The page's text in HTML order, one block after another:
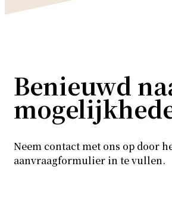
Benieuwd
Neem contact met ons op door
aanvraagformulier in te vullen.